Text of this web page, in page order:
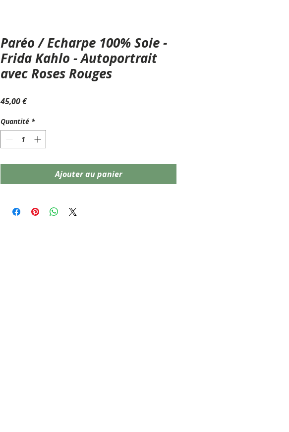
Paréo / Echarpe 100% Soie -
Frida Kahlo - Autoportrait
avec Roses Rouges
45,00 €Prix
Quantité *
Ajouter au panier